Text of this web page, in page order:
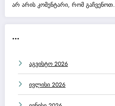
არ არის კომენტარი, რომ გაჩვენოთ.
...
აგვისტო 2026
ივლისი 2026